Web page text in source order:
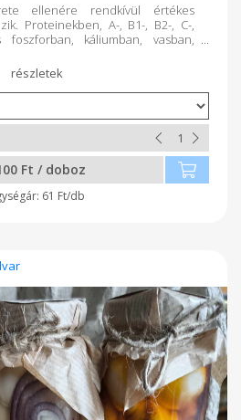
ellenére rendkívül értékes
Proteinekben, A-, B1-, B2-, C-,
foszforban, káliumban, vasban,
kúraszerű fogyasztását. Ekkor
fogyasztani, hiszen így fejti ki
Szalmonella mentes. A
a fehérje és alacsonyabb a
sem utolsó. 12 és 24 db-
A tojások 11-14g közöttiek.
Ft / doboz
61 Ft/db